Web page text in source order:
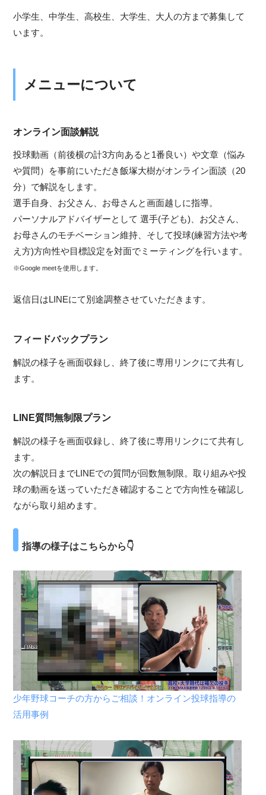
小学生、中学生、高校生、大学生、大人の方まで募集して
います。
メニューについて
オンライン面談解説
投球動画（前後横の計3方向あると1番良い）や文章（悩み
や質問）を事前にいただき飯塚大樹がオンライン面談（20
分）で解説をします。
選手自身、お父さん、お母さんと画面越しに指導。
パーソナルアドバイザーとして 選手(子ども)、お父さん、
お母さんのモチベーション維持、そして投球(練習方法や考
え方)方向性や目標設定を対面でミーティングを行います。
※Google meetを使用します。
返信日はLINEにて別途調整させていただきます。
フィードバックプラン
解説の様子を画面収録し、終了後に専用リンクにて共有し
ます。
LINE質問無制限プラン
解説の様子を画面収録し、終了後に専用リンクにて共有し
ます。
次の解説日までLINEでの質問が回数無制限。取り組みや投
球の動画を送っていただき確認することで方向性を確認し
ながら取り組めます。
指導の様子はこちらから👇
少年野球コーチの方からご相談！オンライン投球指導の
活用事例